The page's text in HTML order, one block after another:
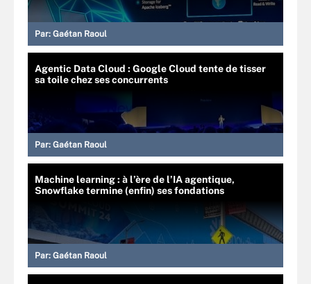
Par: Gaétan Raoul
Agentic Data Cloud : Google Cloud tente de tisser
sa toile chez ses concurrents
Par: Gaétan Raoul
Machine learning : à l’ère de l’IA agentique,
Snowflake termine (enfin) ses fondations
Par: Gaétan Raoul